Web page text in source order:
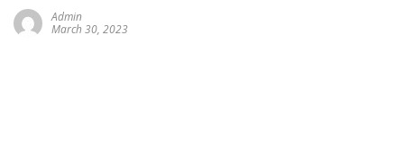
Admin
March 30, 2023